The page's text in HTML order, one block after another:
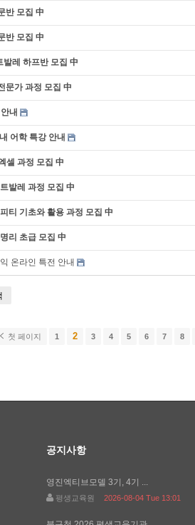
반 모집 中
반 모집 中
레 하프반 모집 中
문가 과정 모집 中
내
어학 특강 안내
셀 과정 모집 中
발레 과정 모집 中
티 기초와 활용 과정 모집 中
리 초급 모집 中
온라인 특전 안내
첫 페이지 1 2 3 4 5 6 7 8
공지사항
영진엑티브모델 3기, 4기 ...
평생교육원 2026-08-04 Tue 13:01